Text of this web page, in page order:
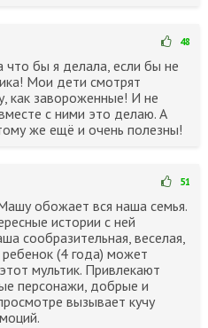
48
что бы я делала, если бы не
Мои дети смотрят
как завороженные! И не
с ними это делаю. А
же ещё и очень полезны!
51
обожает вся наша семья.
истории с ней
сообразительная, веселая,
(4 года) может
мультик. Привлекают
персонажи, добрые и
вызывает кучу